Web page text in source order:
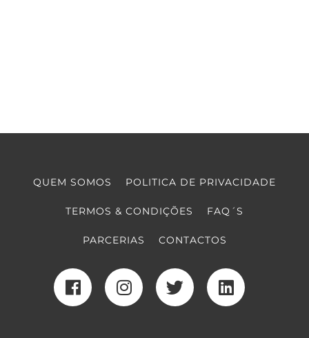
QUEM SOMOS POLITICA DE PRIVACIDADE
TERMOS & CONDIÇÕES FAQ´S
PARCERIAS CONTACTOS